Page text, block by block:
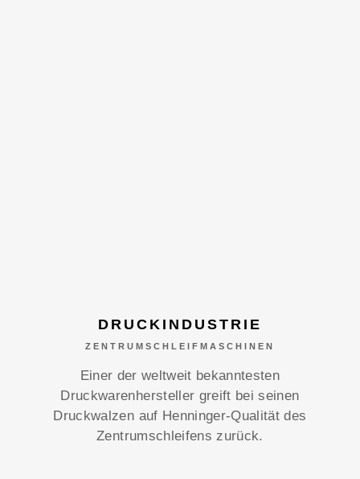
DRUCKINDUSTRIE
ZENTRUMSCHLEIFMASCHINEN
Einer der weltweit bekanntesten
Druckwarenhersteller greift bei seinen
Druckwalzen auf Henninger-Qualität des
Zentrumschleifens zurück.